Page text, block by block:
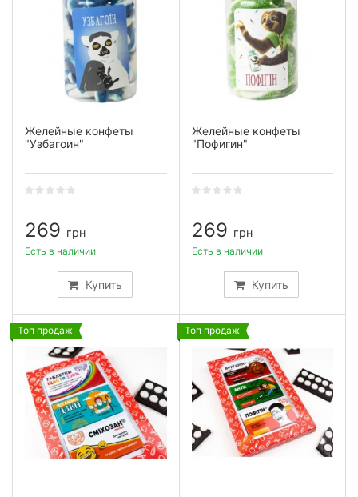
Желейные конфеты
"Узбагоин"
269 грн
Купить
Есть в наличии
Желейные конфеты
"Пофигин"
269 грн
Купить
Есть в наличии
Топ продаж Топ продаж